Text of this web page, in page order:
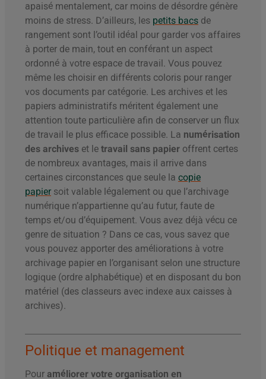
apaisé mentalement, car moins de désordre génère
moins de stress. D’ailleurs, les petits bacs de
rangement sont l’outil idéal pour garder vos affaires
à porter de main, tout en conférant un aspect
ordonné à votre espace de travail. Vous pouvez
même les choisir en différents coloris pour ranger
vos documents par catégorie. Les archives et les
papiers administratifs méritent également une
attention toute particulière afin de conserver un flux
de travail le plus efficace possible. La numérisation
des archives et le travail sans papier offrent certes
de nombreux avantages, mais il arrive dans
certaines circonstances que seule la copie
papier soit valable légalement ou que l’archivage
numérique n’appartienne qu’au futur, faute de
temps et/ou d’équipement. Vous avez déjà vécu ce
genre de situation ? Dans ce cas, vous savez que
vous pouvez apporter des améliorations à votre
archivage papier en l’organisant selon une structure
logique (ordre alphabétique) et en disposant du bon
matériel (des classeurs avec indexe aux caisses à
archives).
Politique et management
Pour améliorer votre organisation en